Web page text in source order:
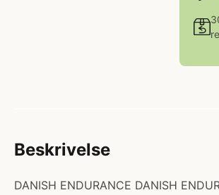
Beskrivelse
DANISH ENDURANCE DANISH